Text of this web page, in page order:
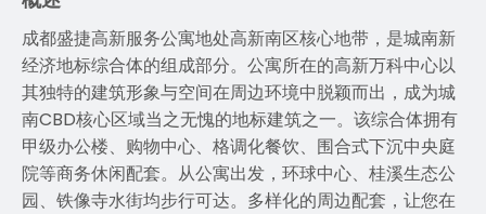
成都盛捷高新服务公寓地处高新南区核心地带，是城南新
经济地标综合体的组成部分。公寓所在的高新万科中心以
其独特的建筑形象与空间在周边环境中脱颖而出，成为城
南CBD核心区域当之无愧的地标建筑之一。该综合体拥有
甲级办公楼、购物中心、格调化餐饮、围合式下沉中央庭
院等商务休闲配套。从公寓出发，环球中心、桂溪生态公
园、铁像寺水街均步行可达。多样化的周边配套，让您在